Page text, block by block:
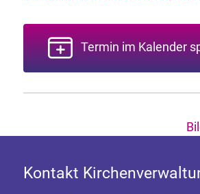
Termin im Kalender
Kontakt